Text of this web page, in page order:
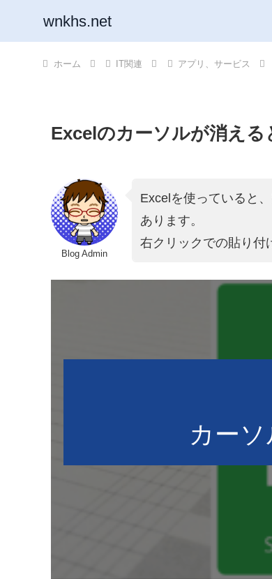
wnkhs.net
ホーム IT関連 アプリ、サービス
Excelのカーソルが消える
Blog Admin
Excelを使っていると
あります。
右クリックでの貼り付
カー